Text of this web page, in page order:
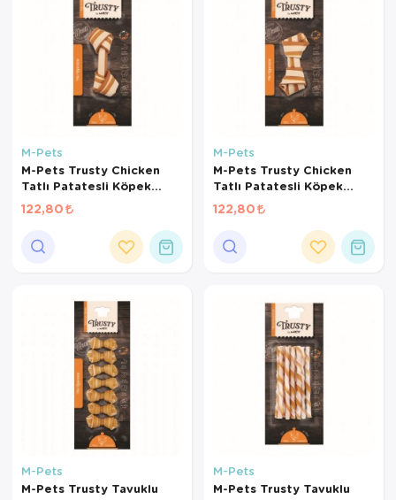
M-Pets
M-Pets Trusty Chicken
Tatlı Patatesli Köpek
Kemiği 12cm 50gr
122,80
M-Pets
M-Pets Trusty Chicken
Tatlı Patatesli Köpek
Kemiği 11cm 50gr
122,80
M-Pets
M-Pets Trusty Tavuklu
M-Pets
M-Pets Trusty Tavuklu